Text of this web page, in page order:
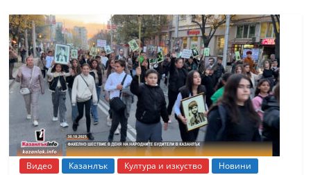
Видео Казанлък Култура и изкуство Новини